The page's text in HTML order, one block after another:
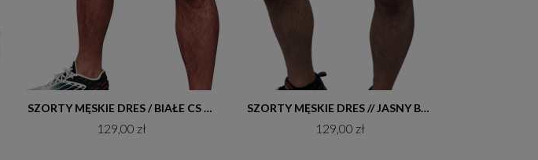
Do koszyka SZORTY MĘSKIE DRES / BIAŁE CS GOTYK
129,00 zł
Do koszyka SZORTY MĘSKIE DRES // JASNY BEŻ / CS LAUR
129,00 zł